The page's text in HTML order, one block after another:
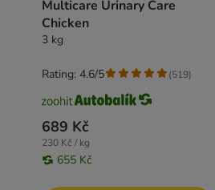
Multicare Urinary Care
Chicken
3 kg
689 Kč
230 Kč / kg
655 Kč
Rating: 4.6/5 (519)